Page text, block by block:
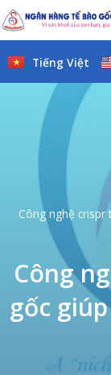
Skip
to
content
Tiếng Việt
Công nghệ crispr
Công
gốc